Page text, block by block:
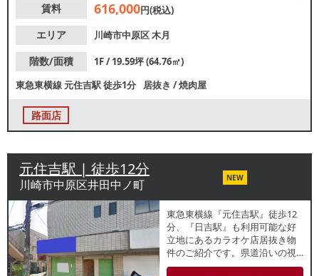
賃料 616,000円(税込)
エリア
川崎市中原区木月
階数/面積
1F / 19.59坪 (64.76㎡)
東急東横線元住吉駅徒歩1分 居抜き /焼肉屋
路面店
元住吉駅 | 徒歩12分
川崎市中原区井田中ノ町 NEW
東急東横線『元住吉駅』徒歩12
分、『日吉駅』も利用可能な好
立地にあるカラオケ店居抜き物
件のご紹介です。県道沿いの視
認性良好なロードサイド物件！